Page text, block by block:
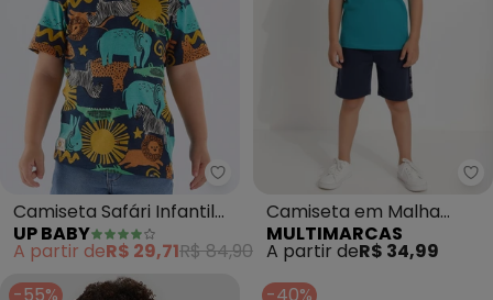
Up Baby - Camiseta Safári
Camiseta Safári Infantil
em Algodão (Azul)
UP BABY
A partir deR$ 29,71R$ 84,90
Camiseta em Malha
(Azul)
MULTIMARCAS
A partir deR$ 34,99